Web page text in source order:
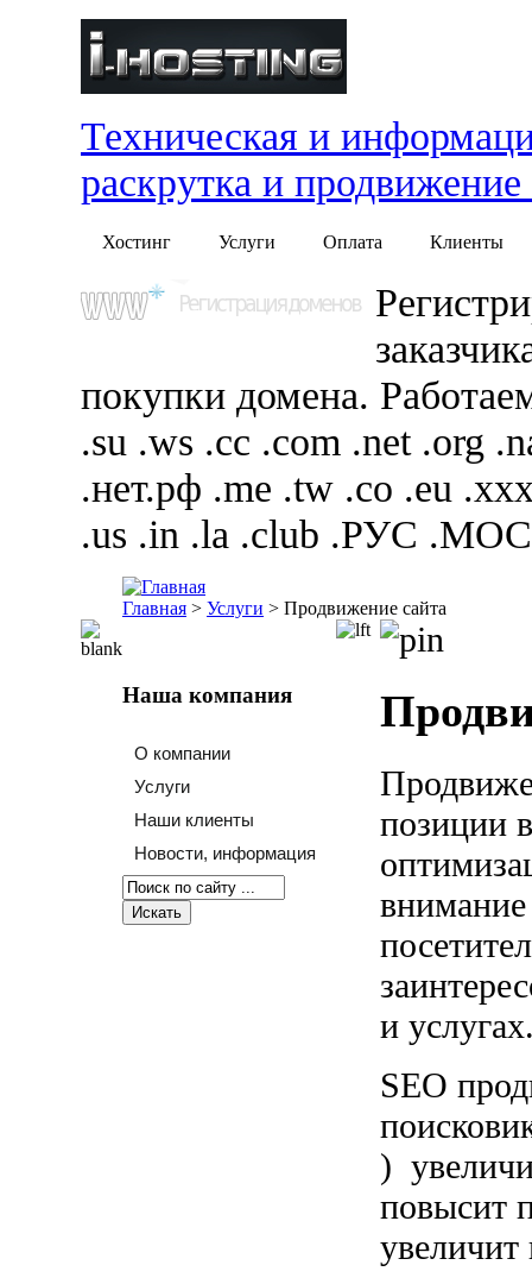
Техническая и
раскрутка и
Хостинг Услуги Оплата Клиенты
покупки домена.
.su .ws .cc .com .net .org
.нет.рф .me .tw .co .eu
.us .in .la .club .РУС
Главная > Услуги > Продвижение сайта
Наша компания
О компании
Услуги
Наши клиенты
Новости, информация
позиции
и
SEO
)
повысит